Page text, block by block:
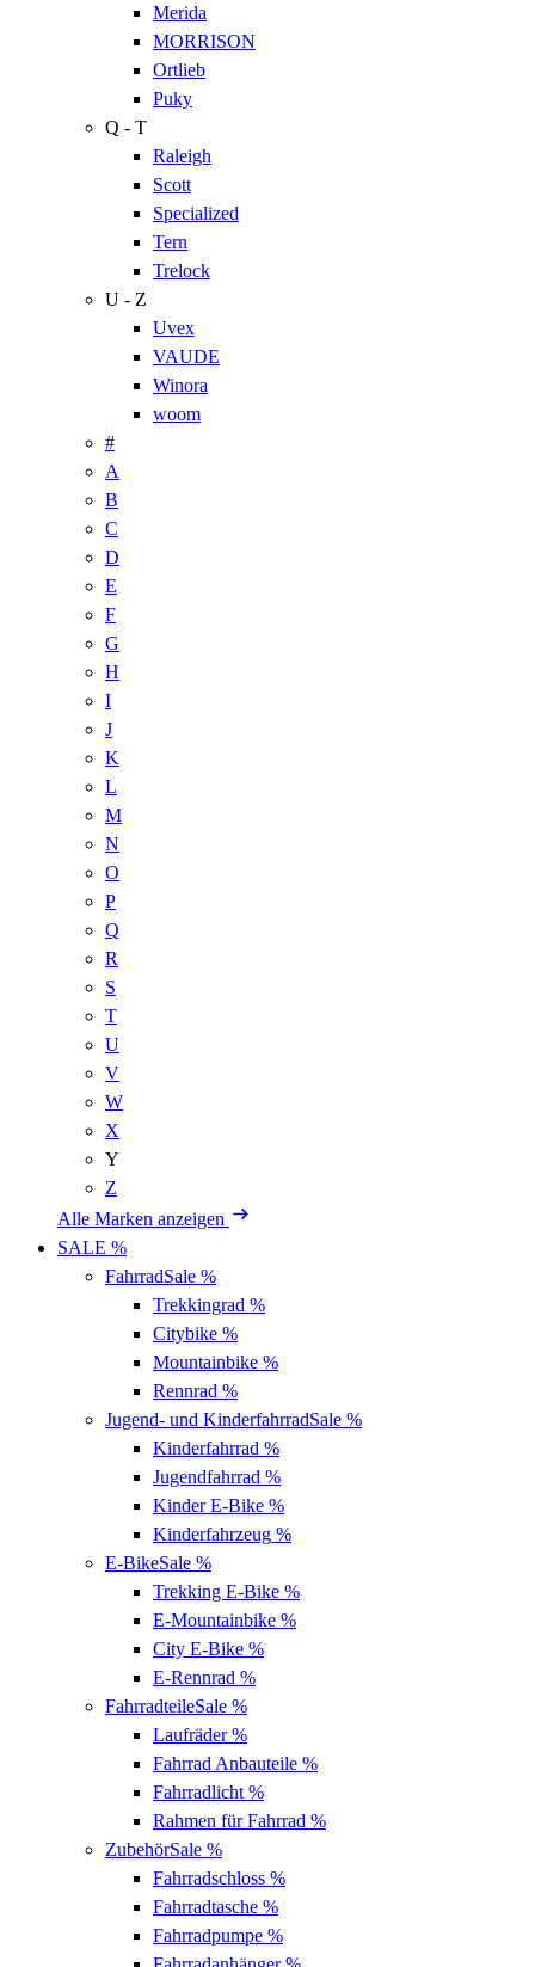
Merida
MORRISON
Ortlieb
Puky
Q - T
Raleigh
Scott
Specialized
Tern
Trelock
U - Z
Uvex
VAUDE
Winora
woom
#
A
B
C
D
E
F
G
H
I
J
K
L
M
N
O
P
Q
R
S
T
U
V
W
X
Y
Z
Alle Marken anzeigen
SALE %
FahrradSale %
Trekkingrad %
Citybike %
Mountainbike %
Rennrad %
Jugend- und KinderfahrradSale %
Kinderfahrrad %
Jugendfahrrad %
Kinder E-Bike %
Kinderfahrzeug %
E-BikeSale %
Trekking E-Bike %
E-Mountainbike %
City E-Bike %
E-Rennrad %
FahrradteileSale %
Laufräder%
Fahrrad Anbauteile %
Fahrradlicht %
Rahmen für Fahrrad %
ZubehörSale %
Fahrradschloss %
Fahrradtasche %
Fahrradpumpe %